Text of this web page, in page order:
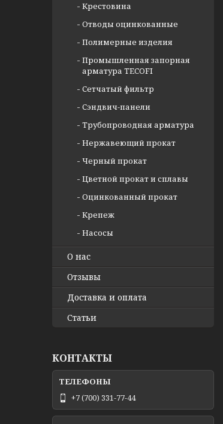
Крестовина
Отводы оцинкованные
Полимерные изделия
Промышленная запорная
арматура TECOFI
Сетчатый фильтр
Сэндвич-панели
Трубопроводная арматура
Нержавеющий прокат
Черный прокат
Цветной прокат и сплавы
Оцинкованный прокат
Крепеж
Насосы
О нас
Отзывы
Доставка и оплата
Статьи
КОНТАКТЫ
+7 (700) 331-77-44